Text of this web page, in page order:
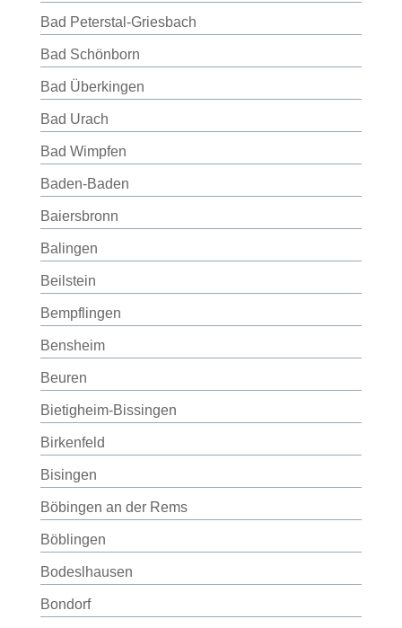
Bad Peterstal-Griesbach
Bad Schönborn
Bad Überkingen
Bad Urach
Bad Wimpfen
Baden-Baden
Baiersbronn
Balingen
Beilstein
Bempflingen
Bensheim
Beuren
Bietigheim-Bissingen
Birkenfeld
Bisingen
Böbingen an der Rems
Böblingen
Bodeslhausen
Bondorf